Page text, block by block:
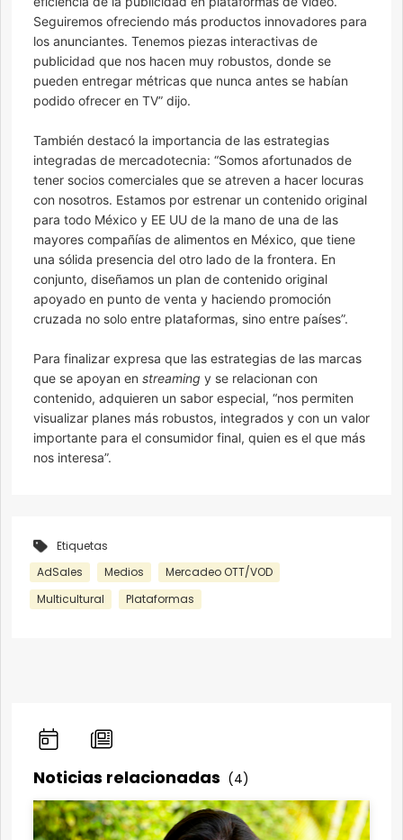
Seguiremos ofreciendo más productos innovadores para
los anunciantes. Tenemos piezas interactivas de
publicidad que nos hacen muy robustos, donde se
pueden entregar métricas que nunca antes se habían
podido ofrecer en TV” dijo.
También destacó la importancia de las estrategias
integradas de mercadotecnia: “Somos afortunados de
tener socios comerciales que se atreven a hacer locuras
con nosotros. Estamos por estrenar un contenido original
para todo México y EE UU de la mano de una de las
mayores compañías de alimentos en México, que tiene
una sólida presencia del otro lado de la frontera. En
conjunto, diseñamos un plan de contenido original
apoyado en punto de venta y haciendo promoción
cruzada no solo entre plataformas, sino entre países”.
Para finalizar expresa que las estrategias de las marcas
que se apoyan en streaming y se relacionan con
contenido, adquieren un sabor especial, “nos permiten
visualizar planes más robustos, integrados y con un valor
importante para el consumidor final, quien es el que más
nos interesa”.
Etiquetas
AdSales
Medios
Mercadeo OTT/VOD
Multicultural
Plataformas
Noticias relacionadas (4)